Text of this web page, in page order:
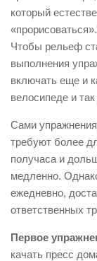
который
Чтобы рельеф
выполнения
включать еще и
велосипеде и
Сами
требуют более
получаса и
медленно.
ежедневно,
ответственных
Первое
качать пресс